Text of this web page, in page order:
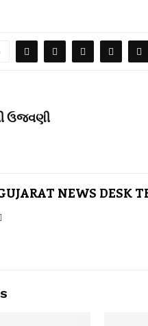
ઉજવણી
NEWS DESK